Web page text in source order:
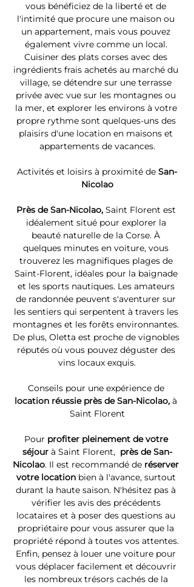
vous bénéficiez de la liberté et de
l'intimité que procure une maison ou
un appartement, mais vous pouvez
également vivre comme un local.
Cuisiner des plats corses avec des
ingrédients frais achetés au marché du
village, se détendre sur une terrasse
privée avec vue sur les montagnes ou
la mer, et explorer les environs à votre
propre rythme sont quelques-uns des
plaisirs d'une location en maisons et
appartements de vacances.
Activités et loisirs à proximité de San-
Nicolao
Près de San-Nicolao, Saint Florent est
idéalement situé pour explorer la
beauté naturelle de la Corse. À
quelques minutes en voiture, vous
trouverez les magnifiques plages de
Saint-Florent, idéales pour la baignade
et les sports nautiques. Les amateurs
de randonnée peuvent s'aventurer sur
les sentiers qui serpentent à travers les
montagnes et les forêts environnantes.
De plus, Oletta est proche de vignobles
réputés où vous pouvez déguster des
vins locaux exquis.
Conseils pour une expérience de
location réussie près de San-Nicolao, à
Saint Florent
Pour profiter pleinement de votre
séjour à Saint Florent, près de San-
Nicolao. Il est recommandé de réserver
votre location bien à l'avance, surtout
durant la haute saison. N'hésitez pas à
vérifier les avis des précédents
locataires et à poser des questions au
propriétaire pour vous assurer que la
propriété répond à toutes vos attentes.
Enfin, pensez à louer une voiture pour
vous déplacer facilement et découvrir
les nombreux trésors cachés de la